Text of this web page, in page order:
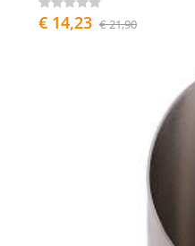
€ 14,23 € 21,90